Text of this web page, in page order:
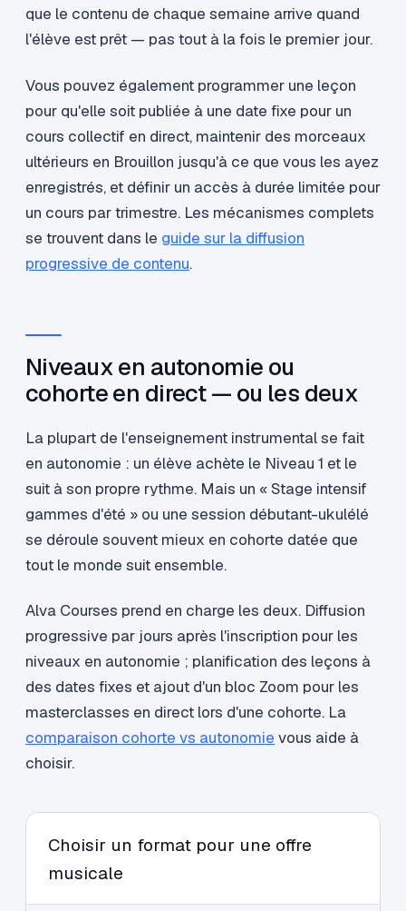
que le contenu de chaque semaine arrive quand
l'élève est prêt — pas tout à la fois le premier jour.
Vous pouvez également programmer une leçon
pour qu'elle soit publiée à une date fixe pour un
cours collectif en direct, maintenir des morceaux
ultérieurs en Brouillon jusqu'à ce que vous les ayez
enregistrés, et définir un accès à durée limitée pour
un cours par trimestre. Les mécanismes complets
se trouvent dans le guide sur la diffusion
progressive de contenu.
Niveaux en autonomie ou
cohorte en direct — ou les deux
La plupart de l'enseignement instrumental se fait
en autonomie : un élève achète le Niveau 1 et le
suit à son propre rythme. Mais un « Stage intensif
gammes d'été » ou une session débutant-ukulélé
se déroule souvent mieux en cohorte datée que
tout le monde suit ensemble.
Alva Courses prend en charge les deux. Diffusion
progressive par jours après l'inscription pour les
niveaux en autonomie ; planification des leçons à
des dates fixes et ajout d'un bloc Zoom pour les
masterclasses en direct lors d'une cohorte. La
comparaison cohorte vs autonomie vous aide à
choisir.
Choisir un format pour une offre
musicale